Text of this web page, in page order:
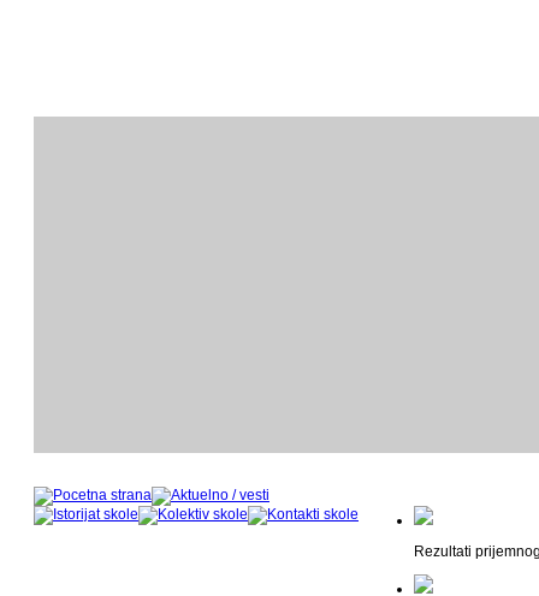
Rezultati